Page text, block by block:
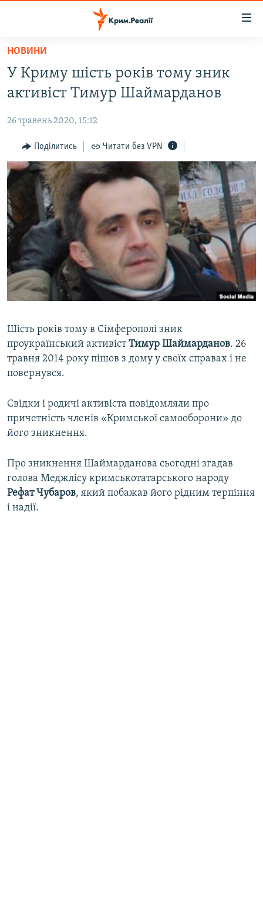
Перейти
основного
матеріалу
до
навігації
Перейти
до
пошуку
ВОДА.КРИМ
ПОЛІТИКА
БЛОГИ
ПОГЛЯД
ІНТЕРВ'Ю
ВСЕ ЗА ДЕНЬ
СПЕЦПРОЕКТИ
ДЕПОРТАЦІЯ
ВІДЕОУРОКИ «ELIFBE»
СВІДЧЕННЯ ОКУПАЦІЇ
ІНФОГРАФІКА
ЯК ОБІЙТИ БЛОКУВАННЯ
Русский
Qırımtatar
ДОЛУЧАЙСЯ!
НОВИНИ
У Криму шість років тому зник
активіст Тимур Шаймарданов
26 травень 2020, 15:12
Поділитись Читати без VPN
Шість років тому в Сімферополі зник
проукраїнський активістТимур Шаймарданов. 26
травня 2014 року пішов з дому у своїх справах і не
повернувся.
Свідки і родичі активіста повідомляли про
причетність членів «Кримської самооборони» до
його зникнення.
Про зникнення Шаймарданова сьогодні згадав
голова Меджлісу кримськотатарського народу
Рефат Чубаров, який побажав його рідним терпіння
і надії.